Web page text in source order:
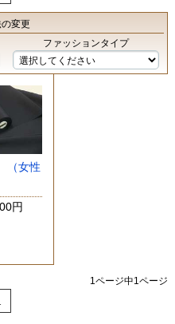
の変更
ファッションタイプ
（女性
円
1ページ中1ページ